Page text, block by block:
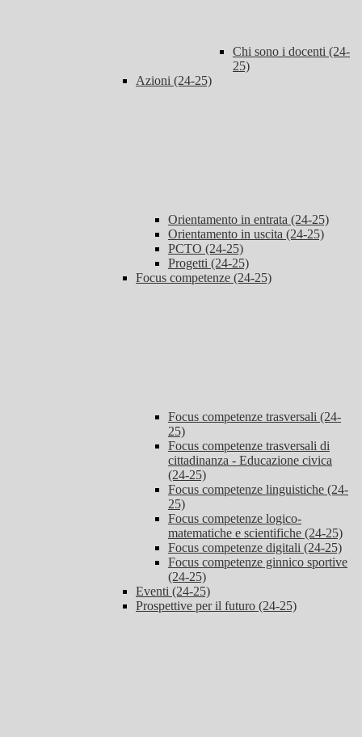
Chi sono i docenti (24-
25)
Azioni (24-25)
Orientamento in entrata (24-25)
Orientamento in uscita (24-25)
PCTO (24-25)
Progetti (24-25)
Focus competenze (24-25)
Focus competenze trasversali (24-
25)
Focus competenze trasversali di
cittadinanza - Educazione civica
(24-25)
Focus competenze linguistiche (24-
25)
Focus competenze logico-
matematiche e scientifiche (24-25)
Focus competenze digitali (24-25)
Focus competenze ginnico sportive
(24-25)
Eventi (24-25)
Prospettive per il futuro (24-25)